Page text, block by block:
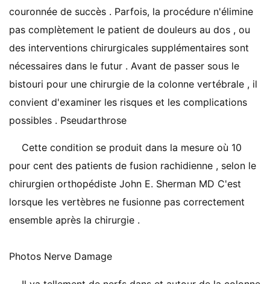
couronnée de succès . Parfois, la procédure n'élimine
pas complètement le patient de douleurs au dos , ou
des interventions chirurgicales supplémentaires sont
nécessaires dans le futur . Avant de passer sous le
bistouri pour une chirurgie de la colonne vertébrale , il
convient d'examiner les risques et les complications
possibles . Pseudarthrose
Cette condition se produit dans la mesure où 10
pour cent des patients de fusion rachidienne , selon le
chirurgien orthopédiste John E. Sherman MD C'est
lorsque les vertèbres ne fusionne pas correctement
ensemble après la chirurgie .
Photos Nerve Damage